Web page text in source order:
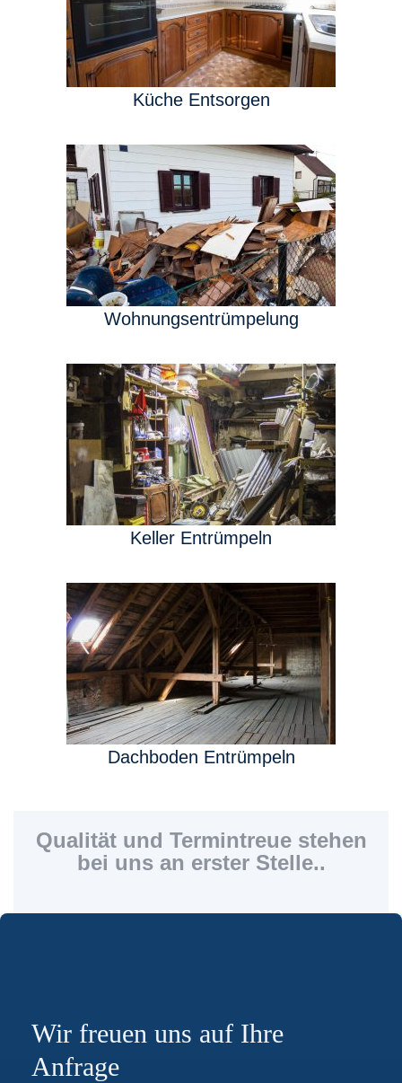
Küche Entsorgen
Wohnungsentrümpelung
Keller Entrümpeln
Dachboden Entrümpeln
Qualität und Termintreue stehen
bei uns an erster Stelle..
Wir freuen uns auf Ihre
Anfrage